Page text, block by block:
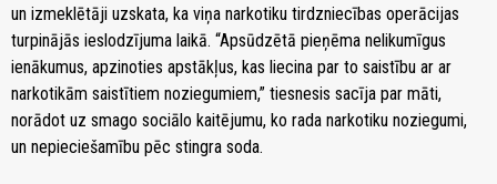
un izmeklētāji uzskata, ka viņa narkotiku tirdzniecības operācijas
turpinājās ieslodzījuma laikā. “Apsūdzētā pieņēma nelikumīgus
ienākumus, apzinoties apstākļus, kas liecina par to saistību ar ar
narkotikām saistītiem noziegumiem,” tiesnesis sacīja par māti,
norādot uz smago sociālo kaitējumu, ko rada narkotiku noziegumi,
un nepieciešamību pēc stingra soda.